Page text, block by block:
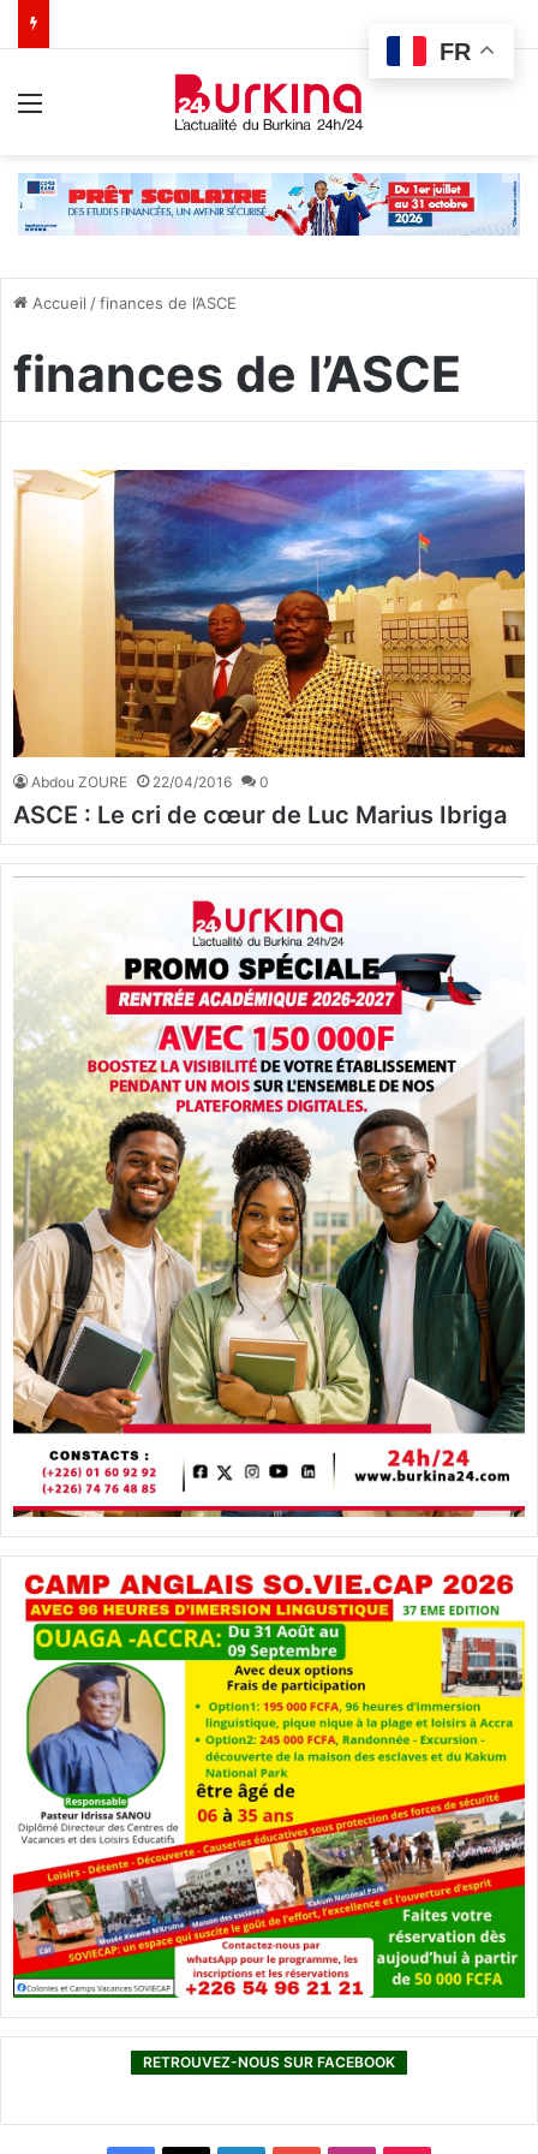
Accueil /finances de l’ASCE
finances de l’ASCE
Abdou ZOURE 22/04/2016 0
ASCE : Le cri de cœur de Luc Marius Ibriga
RETROUVEZ-NOUS SUR FACEBOOK
FR